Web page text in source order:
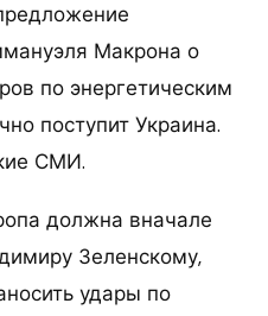
Макрона о
по энергетическим
поступит Украина.
СМИ.
должна вначале
Зеленскому,
удары по